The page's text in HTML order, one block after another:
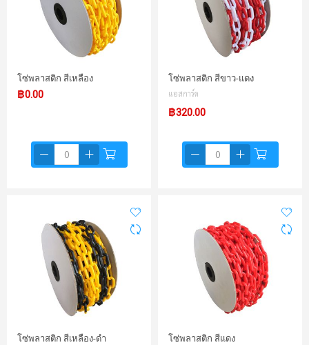
โซ่พลาสติก สีเหลือง
฿0.00
โซ่พลาสติก สีขาว-แดง
แอสการ์ด
฿320.00
โซ่พลาสติก สีเหลือง-ดำ โซ่พลาสติก สีแดง